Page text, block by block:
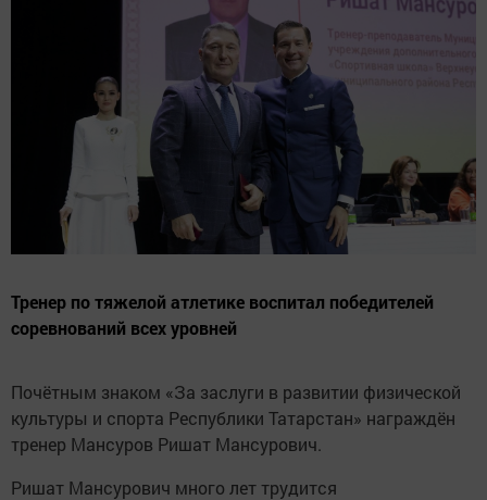
Тренер по тяжелой атлетике воспитал победителей
соревнований всех уровней
Почётным знаком «За заслуги в развитии физической
культуры и спорта Республики Татарстан» награждён
тренер Мансуров Ришат Мансурович.
Ришат Мансурович много лет трудится